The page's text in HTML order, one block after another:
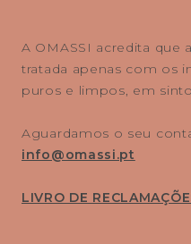
A OMASSI acredita que
tratada apenas com os
puros e limpos, em
Aguardamos o seu
info@omassi.pt
LIVRO DE